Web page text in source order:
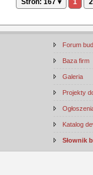
Stron: 167 ▾ 1 2
Forum
Baza firm
Galeria
Projekty
Katalog
Słownik